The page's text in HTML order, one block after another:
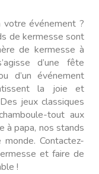
votre événement ?
de kermesse sont
de kermesse à
d’une fête
d’un événement
la joie et
jeux classiques
tout aux
à papa, nos stands
Contactez-
et faire de
!